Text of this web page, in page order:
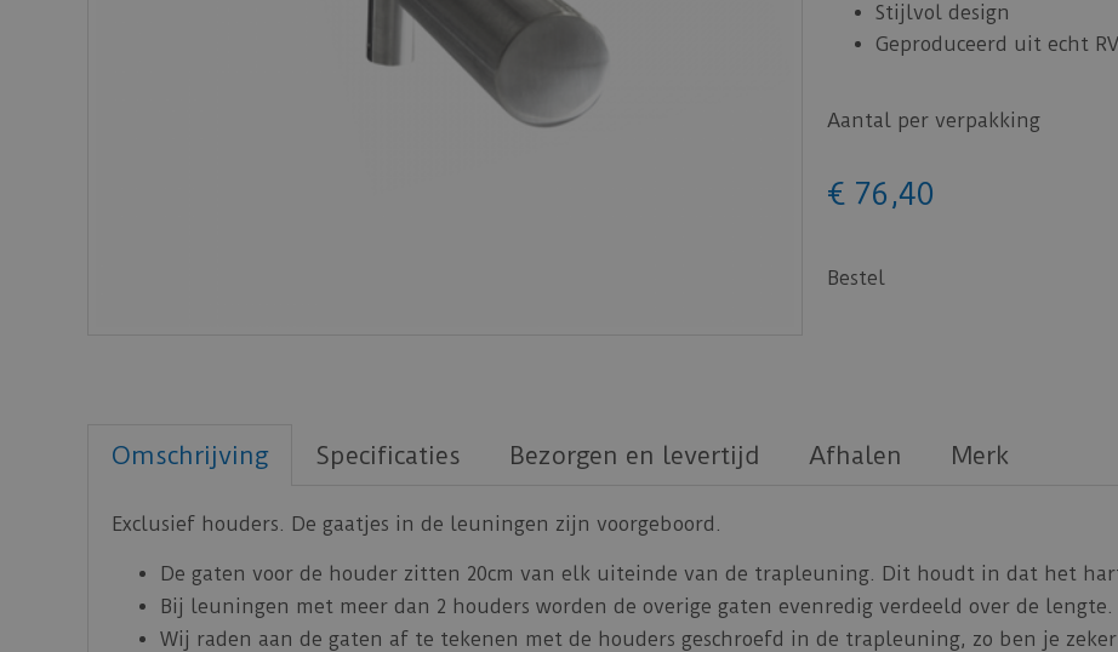
Stijlvol design
Geproduceerd uit echt
Aantal per verpakking
€ 76 ,40
Bestel
Omschrijving Specificaties Bezorgen en levertijd Afhalen Merk
Exclusief houders. De gaatjes in de leuningen zijn voorgeboord.
De gaten voor de houder zitten 20cm van elk uiteinde van de trapleuning. Dit houdt in dat het hart
Bij leuningen met meer dan 2 houders worden de overige gaten evenredig verdeeld over de lengte.
Wij raden aan de gaten af te tekenen met de houders geschroefd in de trapleuning, zo ben je